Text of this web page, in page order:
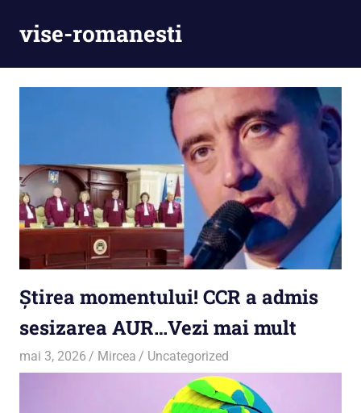
vise-romanesti
Știrea momentului! CCR a admis
sesizarea AUR…Vezi mai mult
mai 3, 2026 Mircea Uncategorized